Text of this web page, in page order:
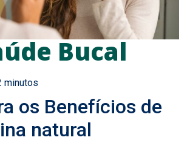
Bucal
os Benefícios de
natural